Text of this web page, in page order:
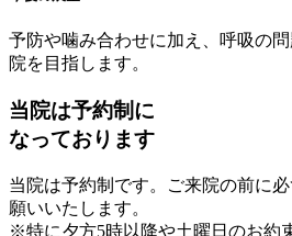
予防や噛み合わせに加え、呼吸の
院を目指します。
当院は予約制に
なっております
当院は予約制です。ご来院の前に
願いいたします。
※特に夕方5時以降や土曜日のお約